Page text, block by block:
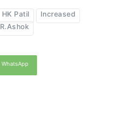
HK Patil
Increased
R.Ashok
WhatsApp